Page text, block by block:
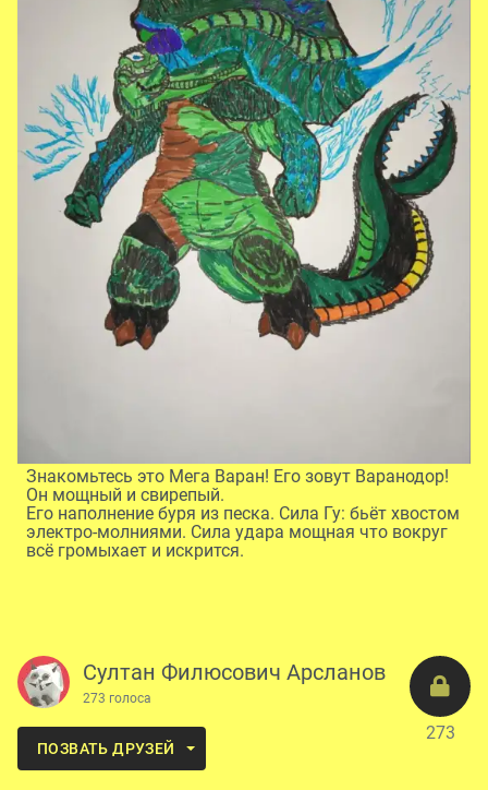
Знакомьтесь это Мега Варан! Его зовут Варанодор!
Он мощный и свирепый.
Его наполнение буря из песка. Сила Гу: бьёт хвостом
электро-молниями. Сила удара мощная что вокруг
всё громыхает и искрится.
273
Султан Филюсович Арсланов
273 голоса
ПОЗВАТЬ ДРУЗЕЙ